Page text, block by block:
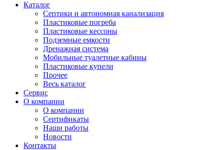
Каталог
Септики и автономная канализация
Пластиковые погреба
Пластиковые кессоны
Подземные емкости
Дренажная система
Мобильные туалетные кабины
Пластиковые купели
Прочее
Весь каталог
Сервис
О компании
О компании
Сертификаты
Наши работы
Новости
Контакты